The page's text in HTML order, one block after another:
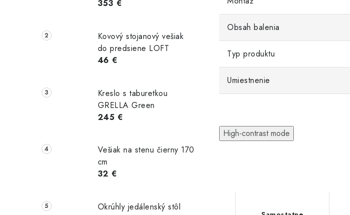
353 €
Kovový stojanový vešiak
do predsiene LOFT
46 €
Kreslo s taburetkou
GRELLA Green
245 €
Vešiak na stenu čierny 170
cm
32 €
Okrúhly jedálenský stôl
Obsah balenia
Typ produktu
Umiestnenie
High-contrast mode